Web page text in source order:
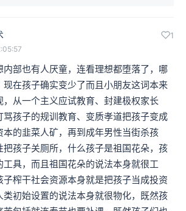
1
内部也有人厌童，连看理想都堕落了，哪
现在孩子确实变少了而且小朋友这词本来
，从一个主义应试教育、封建极权家长
骂孩子的规训教育、变质孝道把孩子变成
本的韭菜人矿，再到成年男性当街杀孩
把孩子关厕所，什么孩子是祖国花朵，孩
工具，而且祖国花朵的说法本身就很工
子榨干社会资源本身就是把孩子当成投资
类初始设置的说法本身就很物化，既然孩